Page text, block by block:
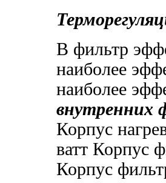
В фильтр
наиболее
наиболее
внутренних
Корпус
ватт Корпус
Корпус